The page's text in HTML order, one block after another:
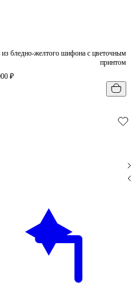
бледно-желтого шифона с цветочным
принтом
₽